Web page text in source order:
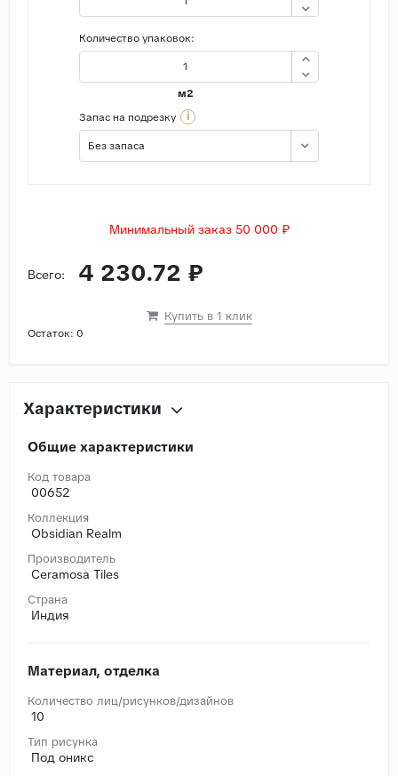
Количество упаковок:
м2
Запас на подрезку
i
Без запаса
Минимальный заказ 50 000 ₽
Всего: 4 230.72 ₽
Купить в 1 клик
Остаток: 0
Характеристики
Общие характеристики
Код товара
00652
Коллекция
Obsidian Realm
Производитель
Ceramosa Tiles
Страна
Индия
Материал, отделка
Количество лиц/рисунков/дизайнов
10
Тип рисунка
Под оникс